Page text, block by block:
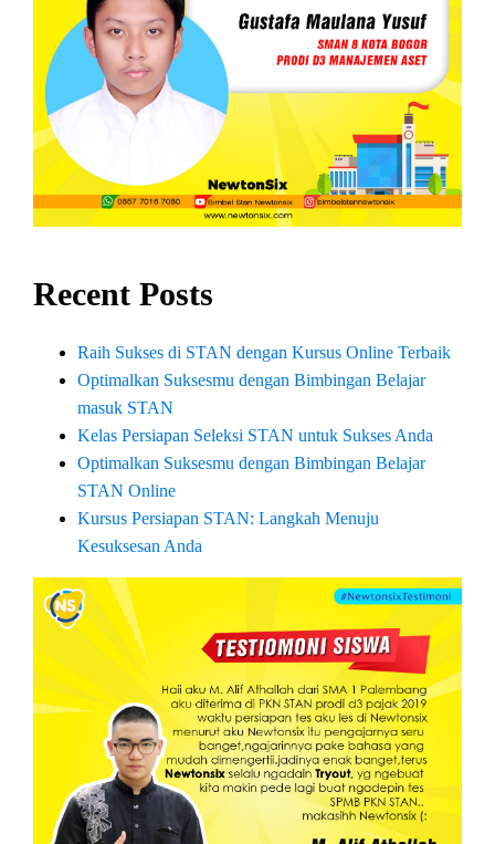
Recent Posts
Raih Sukses di STAN dengan Kursus Online Terbaik
Optimalkan Suksesmu dengan Bimbingan Belajar
masuk STAN
Kelas Persiapan Seleksi STAN untuk Sukses Anda
Optimalkan Suksesmu dengan Bimbingan Belajar
STAN Online
Kursus Persiapan STAN: Langkah Menuju
Kesuksesan Anda